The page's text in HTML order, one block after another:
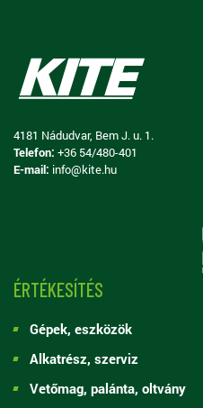
4181 Nádudvar, Bem J. u. 1.
Telefon: +36 54/480-401
E-mail: info@kite.hu
ÉRTÉKESÍTÉS
Gépek, eszközök
Alkatrész, szerviz
Vetőmag, palánta, oltvány